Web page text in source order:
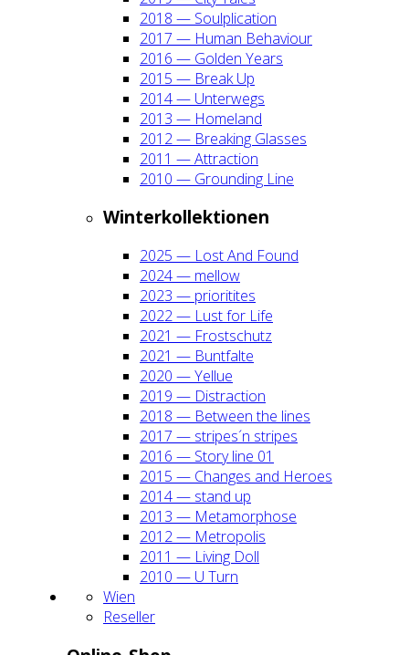
2018 — Soul­pli­ca­ti­on
2017 — Human Beha­viour
2016 — Gol­den Years
2015 — Break Up
2014 — Unter­wegs
2013 — Home­land
2012 — Brea­king Glas­ses
2011 — Attrac­tion
2010 — Groun­ding Line
Win­ter­kol­lek­tio­nen
2025 — Lost And Found
2024 — mel­low
2023 — prio­ri­ti­tes
2022 — Lust for Life
2021 — Frost­schutz
2021 — Bunt­fal­te
2020 — Yel­lue
2019 — Dis­trac­tion
2018 — Bet­ween the lines
2017 — stripes´n stripes
2016 — Sto­ry line 01
2015 — Chan­ges and Heroes
2014 — stand up
2013 — Meta­mor­pho­se
2012 — Metro­po­lis
2011 — Living Doll
2010 — U Turn
Wien
Resel­ler